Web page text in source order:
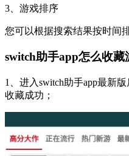
3、游戏排序
您可以根据搜索结果按时间
switch助手app怎么收藏
1、进入switch助手app最新
收藏成功；